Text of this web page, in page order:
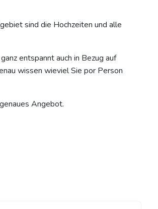
sind die Hochzeiten und alle
entspannt auch in Bezug auf
wissen wieviel Sie por Person
Angebot.